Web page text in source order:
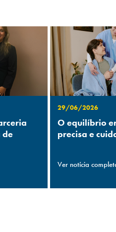
de
29/06/2026
O equilíbrio
precisa e
Ver notícia